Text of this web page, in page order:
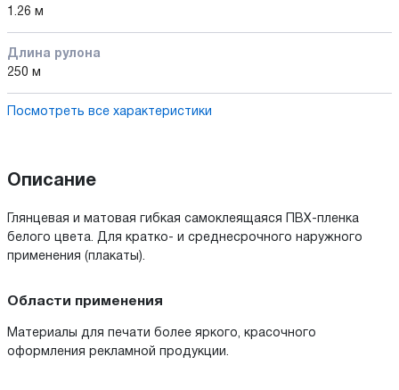
1.26 м
Длина рулона
250 м
Посмотреть все характеристики
Описание
Глянцевая и матовая гибкая самоклеящаяся ПВХ-пленка
белого цвета. Для кратко- и среднесрочного наружного
применения (плакаты).
Области применения
Материалы для печати более яркого, красочного
оформления рекламной продукции.